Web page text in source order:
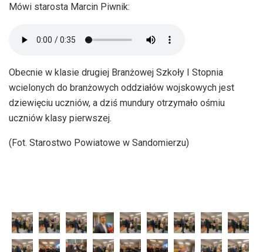
Mówi starosta Marcin Piwnik:
Obecnie w klasie drugiej Branżowej Szkoły I Stopnia
wcielonych do branżowych oddziałów wojskowych jest
dziewięciu uczniów, a dziś mundury otrzymało ośmiu
uczniów klasy pierwszej.
(Fot. Starostwo Powiatowe w Sandomierzu)